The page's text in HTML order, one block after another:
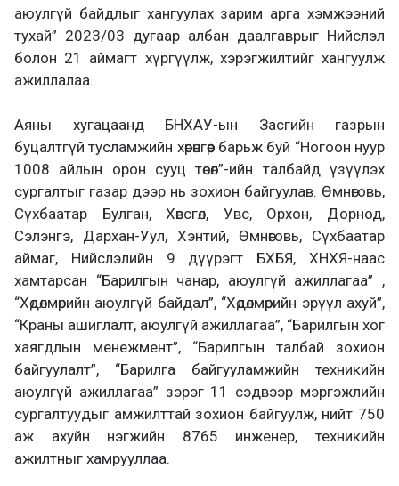
аюулгүй байдлыг хангуулах зарим арга хэмжээний
тухай” 2023/03 дугаар албан даалгаврыг Нийслэл
болон 21 аймагт хүргүүлж, хэрэгжилтийг хангуулж
ажиллалаа.
Аяны хугацаанд БНХАУ-ын Засгийн газрын
буцалтгүй тусламжийн хөрөнгөөр барьж буй “Ногоон нуур
1008 айлын орон сууц төсөл”-ийн талбайд үзүүлэх
сургалтыг газар дээр нь зохион байгуулав. Өмнөговь,
Сүхбаатар Булган, Хөвсгөл, Увс, Орхон, Дорнод,
Сэлэнгэ, Дархан-Уул, Хэнтий, Өмнөговь, Сүхбаатар
аймаг, Нийслэлийн 9 дүүрэгт БХБЯ, ХНХЯ-наас
хамтарсан “Барилгын чанар, аюулгүй ажиллагаа” ,
“Хөдөлмөрийн аюулгүй байдал”, “Хөдөлмөрийн эрүүл ахуй”,
“Краны ашиглалт, аюулгүй ажиллагаа”, “Барилгын хог
хаягдлын менежмент”, “Барилгын талбай зохион
байгуулалт”, “Барилга байгууламжийн техникийн
аюулгүй ажиллагаа” зэрэг 11 сэдвээр мэргэжлийн
сургалтуудыг амжилттай зохион байгуулж, нийт 750
аж ахуйн нэгжийн 8765 инженер, техникийн
ажилтныг хамрууллаа.